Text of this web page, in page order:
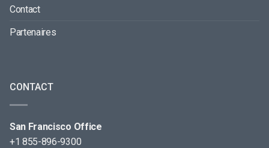
Contact
Partenaires
CONTACT
San Francisco Office
+1 855-896-9300